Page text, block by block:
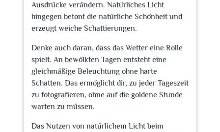
Ausdrücke verändern. Natürliches Licht
hingegen betont die natürliche Schönheit und
erzeugt weiche Schattierungen.
Denke auch daran, dass das Wetter eine Rolle
spielt. An bewölkten Tagen entsteht eine
gleichmäßige Beleuchtung ohne harte
Schatten. Das ermöglicht dir, zu jeder Tageszeit
zu fotografieren, ohne auf die goldene Stunde
warten zu müssen.
Das Nutzen von natürlichem Licht beim